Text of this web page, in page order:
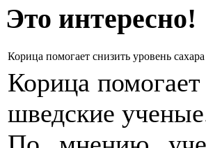
Это интересно!
Корица помогает снизить уровень
Корица
шведские